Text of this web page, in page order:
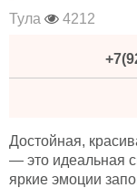
Тула
4212
Достойная,
— это идеальная
яркие эмоции